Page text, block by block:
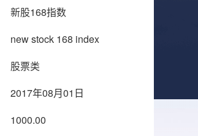
新股168指数
new stock 168 index
股票类
2017年08月01日
1000.00